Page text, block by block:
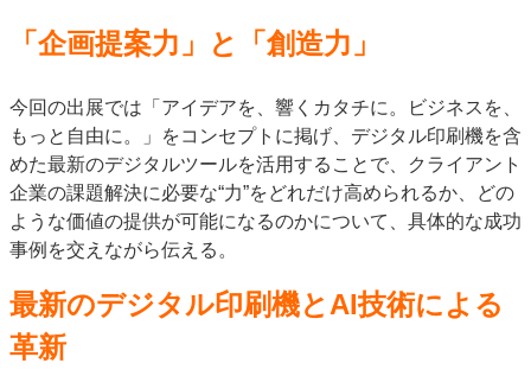
JAPAN PACK 2023 特集
中古印刷機・製本機特集
特集・デジタル印刷 ～ 新成長軌道を描く
案内
発刊案内
JFPI印刷用語集 印刷機材年鑑
運営
お問い合わせ
「企画提案力」と「創造力」
今回の出展では「アイデアを、響くカタチに。ビジネスを、
もっと自由に。」をコンセプトに掲げ、デジタル印刷機を含
めた最新のデジタルツールを活用することで、クライアント
企業の課題解決に必要な“力”をどれだけ高められるか、どの
ような価値の提供が可能になるのかについて、具体的な成功
事例を交えながら伝える。
最新のデジタル印刷機とAI技術による
革新